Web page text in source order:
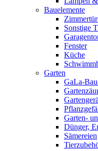
Bauelemente
Sonstige
Fenster
Küche
Garten
GaLa-
Garten-
Dünger,
Sämereien